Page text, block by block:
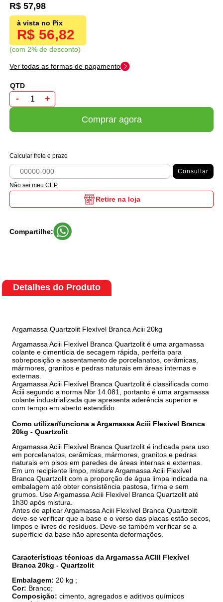
R$ 56,82
com 2% de desconto
R$ 57,98
Ver todas as formas de pagamento
- +
Comprar agora
Calcular frete e prazo
Consultar
Não sei meu CEP
Retire na loja
Compartilhe:
Detalhes do Produto
Argamassa Quartzolit Flexível Branca Aciii 20kg
Argamassa Aciii Flexível Branca Quartzolit é uma argamassa
colante e cimentícia de secagem rápida, perfeita para
sobreposição e assentamento de porcelanatos, cerâmicas,
mármores, granitos e pedras naturais em áreas internas e
externas.
Argamassa Aciii Flexível Branca Quartzolit é classificada como
Aciii segundo a norma Nbr 14.081, portanto é uma argamassa
colante industrializada que apresenta aderência superior e
com tempo em aberto estendido.
Como utilizar/funciona a Argamassa Aciii Flexível Branca
20kg - Quartzolit
Argamassa Aciii Flexível Branca Quartzolit é indicada para uso
em porcelanatos, cerâmicas, mármores, granitos e pedras
naturais em pisos em paredes de áreas internas e externas.
Em um recipiente limpo, misture Argamassa Aciii Flexível
Branca Quartzolit com a proporção de água limpa indicada na
embalagem até obter consistência pastosa, firma e sem
grumos. Use Argamassa Aciii Flexível Branca Quartzolit até
1h30 após mistura.
Antes de aplicar Argamassa Aciii Flexível Branca Quartzolit
deve-se verificar que a base e o verso das placas estão secos,
limpos e livres de resíduos. Deve-se também verificar se a
superfície da base não apresenta deformações.
Características técnicas da Argamassa ACIII Flexível
Branca 20kg - Quartzolit
Embalagem: 20 kg ;
Cor: Branco;
Composição:cimento, agregados e aditivos químicos